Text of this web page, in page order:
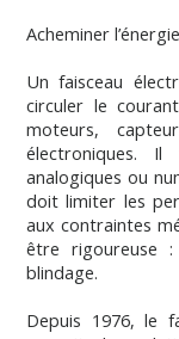
Acheminer
Un faisceau
circuler le
moteurs,
électroniques. Il
analogiques ou
doit limiter les
aux contraintes
être rigoureuse :
blindage.
Depuis 1976, le